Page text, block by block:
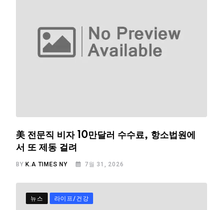
美 전문직 비자 10만달러 수수료, 항소법원에
서 또 제동 걸려
BY K.A TIMES NY 7월 31, 2026
뉴스 라이프/건강